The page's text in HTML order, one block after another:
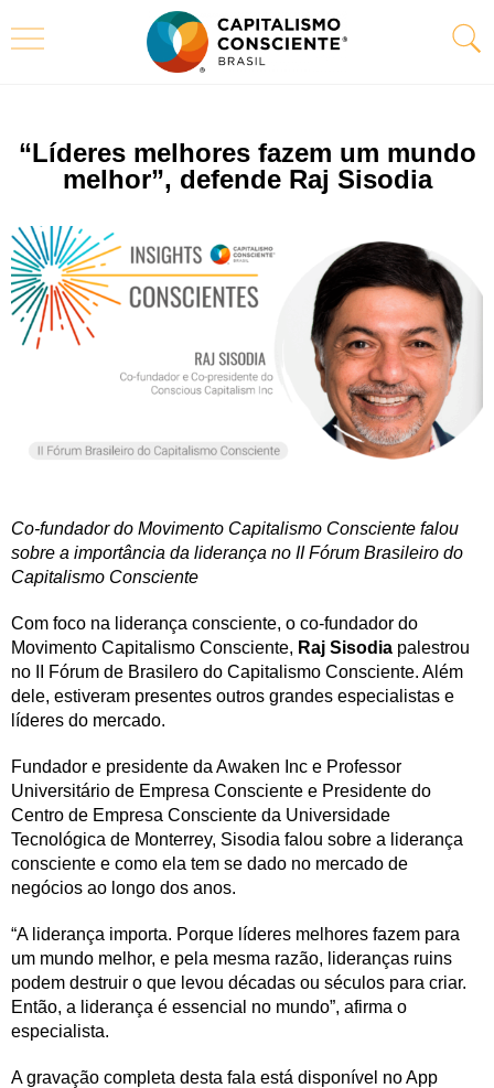
“Líderes melhores fazem um mundo
melhor”, defende Raj Sisodia
Co-fundador do Movimento Capitalismo Consciente falou
sobre a importância da liderança no II Fórum Brasileiro do
Capitalismo Consciente
Com foco na liderança consciente, o co-fundador do
Movimento Capitalismo Consciente, Raj Sisodia palestrou
no II Fórum de Brasilero do Capitalismo Consciente. Além
dele, estiveram presentes outros grandes especialistas e
líderes do mercado.
Fundador e presidente da Awaken Inc e Professor
Universitário de Empresa Consciente e Presidente do
Centro de Empresa Consciente da Universidade
Tecnológica de Monterrey, Sisodia falou sobre a liderança
consciente e como ela tem se dado no mercado de
negócios ao longo dos anos.
“A liderança importa. Porque líderes melhores fazem para
um mundo melhor, e pela mesma razão, lideranças ruins
podem destruir o que levou décadas ou séculos para criar.
Então, a liderança é essencial no mundo”, afirma o
especialista.
A gravação completa desta fala está disponível no App